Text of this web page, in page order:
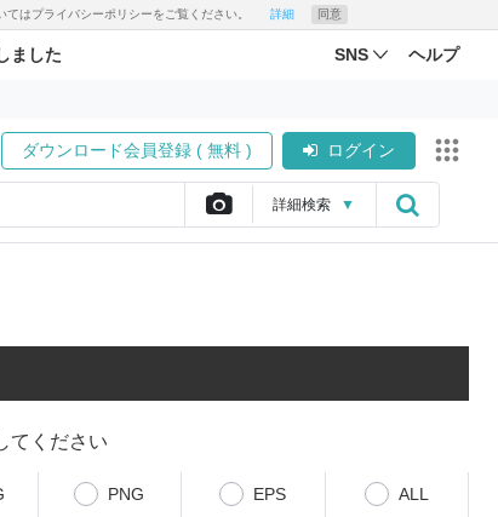
はプライバシーポリシーをご覧ください。 詳細 同意
ました SNS ヘルプ
ダウンロード会員登録 ( 無料 ) ログイン
詳細検索 ▼
てください
PNG EPS ALL